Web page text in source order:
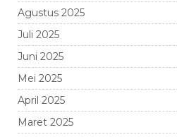
Agustus 2025
Juli 2025
Juni 2025
Mei 2025
April 2025
Maret 2025